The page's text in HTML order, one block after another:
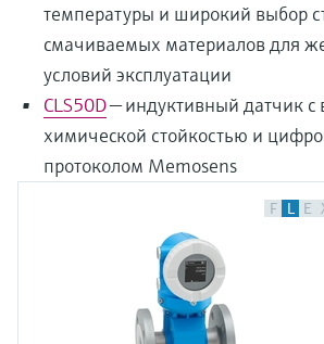
температуры и широкий выбор
смачиваемых материалов для
условий эксплуатации
CLS50D— индуктивный датчик с
химической стойкостью и
протоколом Memosens
F L E